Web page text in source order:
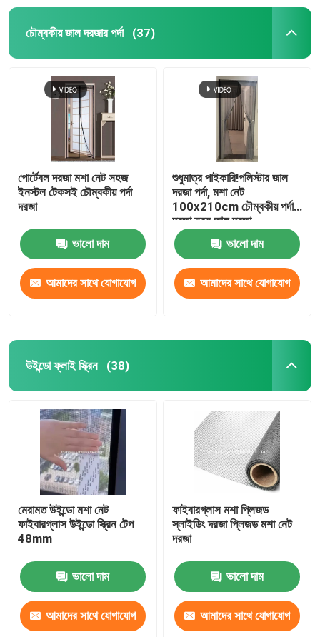
চৌম্বকীয় জাল দরজার পর্দা (37)
পোর্টেবল দরজা মশা নেট সহজ
ইনস্টল টেকসই চৌম্বকীয় পর্দা
দরজা
ভালো দাম
আমাদের সাথে যোগাযোগ
শুধুমাত্র পাইকারি!পলিস্টার জাল
দরজা পর্দা, মশা নেট
100x210cm চৌম্বকীয় পর্দা
দরজা নরম জাল দরজা
ভালো দাম
আমাদের সাথে যোগাযোগ
উইন্ডো ফ্লাই স্ক্রিন (38)
মেরামত উইন্ডো মশা নেট
ফাইবারগ্লাস উইন্ডো স্ক্রিন টেপ
48mm
ভালো দাম
আমাদের সাথে যোগাযোগ
ফাইবারগ্লাস মশা প্লিজড
স্লাইডিং দরজা প্লিজড মশা নেট
দরজা
ভালো দাম
আমাদের সাথে যোগাযোগ